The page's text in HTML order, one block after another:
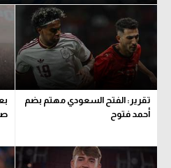
في المونديال
رياضة نسائية
آسيا
أمريكا
تقرير: الفتح السعودي مهتم بضم
أحمد فتوح